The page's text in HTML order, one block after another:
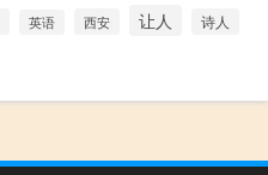
英语 西安 让人 诗人